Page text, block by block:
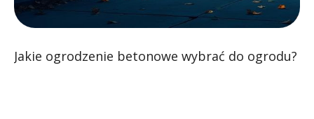
Jakie ogrodzenie betonowe wybrać do ogrodu?